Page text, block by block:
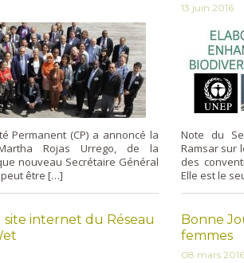
Permanent (CP) a annoncé la
Rojas Urrego, de la
nouveau Secrétaire Général
peut être […]
13 juin 2016
Note du
Ramsar sur
des
Elle est le
internet du Réseau
Bonne
femmes
08 mars 2016